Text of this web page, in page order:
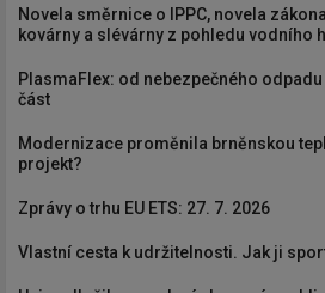
Novela směrnice o IPPC, novela
kovárny a slévárny z pohledu vodního
PlasmaFlex: od nebezpečného
část
Modernizace proměnila brněnskou
projekt?
Zprávy o trhu EU ETS: 27. 7. 2026
Vlastní cesta k udržitelnosti. Jak ji